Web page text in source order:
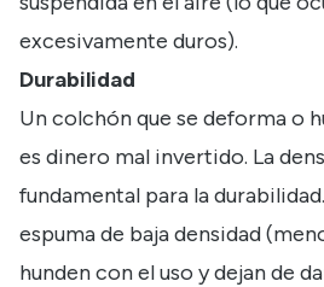
excesivamente duros).
Durabilidad
Un colchón que se deforma o
es dinero mal invertido. La
fundamental para la
espuma de baja densidad
hunden con el uso y dejan de